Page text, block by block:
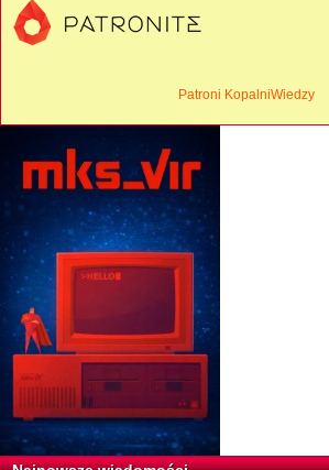
Patroni KopalniWiedzy